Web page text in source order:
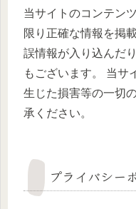
当サイトのコンテン
限り正確な情報を掲
誤情報が入り込んだ
もございます。 当サ
生じた損害等の一切
承ください。
プライバシー